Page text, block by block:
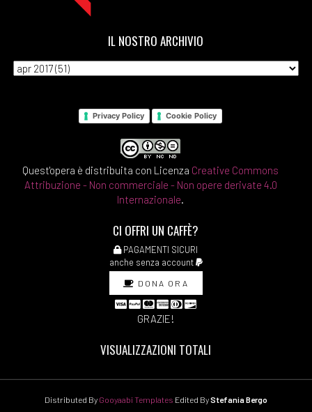
IL NOSTRO ARCHIVIO
Privacy Policy Cookie Policy
Quest'opera è distribuita con Licenza Creative Commons
Attribuzione - Non commerciale - Non opere derivate 4.0
Internazionale.
CI OFFRI UN CAFFÈ?
PAGAMENTI SICURI
anche senza account
DONA ORA
GRAZIE!
VISUALIZZAZIONI TOTALI
Distributed By Gooyaabi Templates Edited ByStefania Bergo